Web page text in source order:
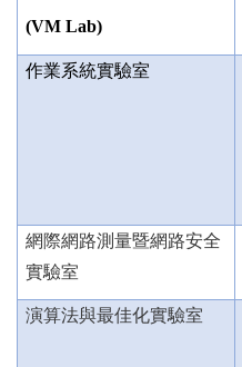
(VM Lab)
作業系統實驗室
網際網路測量暨網路安全
實驗室
演算法與最佳化實驗室